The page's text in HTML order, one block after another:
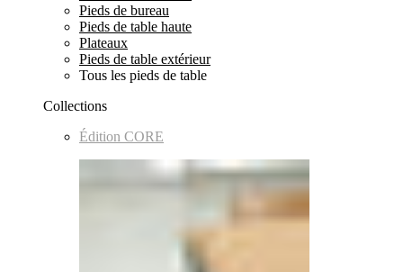
Pieds de bureau
Pieds de table haute
Plateaux
Pieds de table extérieur
Tous les pieds de table
Collections
Édition CORE